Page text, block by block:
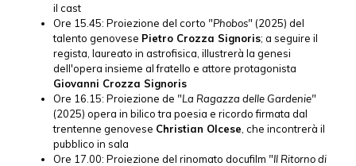
il cast
Ore 15.45: Proiezione del corto "Phobos" (2025) del
talento genovese Pietro Crozza Signoris; a seguire il
regista, laureato in astrofisica, illustrerà la genesi
dell'opera insieme al fratello e attore protagonista
Giovanni Crozza Signoris
Ore 16.15: Proiezione de "La Ragazza delle Gardenie"
(2025) opera in bilico tra poesia e ricordo firmata dal
trentenne genovese Christian Olcese , che incontrerà il
pubblico in sala
Ore 17.00: Proiezione del rinomato docufilm "Il Ritorno di